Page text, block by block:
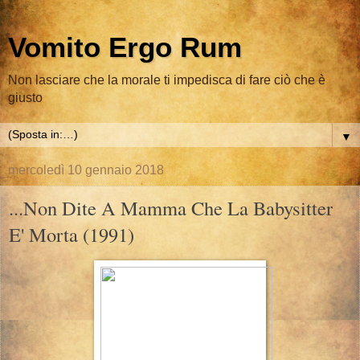
Vomito Ergo Rum
Non lasciare che la morale ti impedisca di fare ciò che è
giusto
▼
mercoledì 10 gennaio 2018
...Non Dite A Mamma Che La Babysitter
E' Morta (1991)